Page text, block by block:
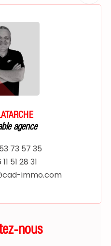
agence
73 57 35
51 28 31
immo.com
nous